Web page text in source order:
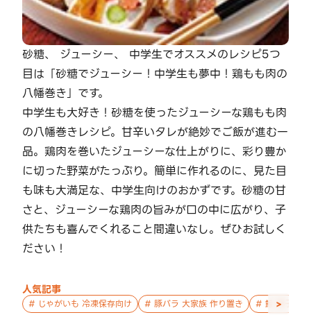
砂糖、 ジューシー、 中学生でオススメのレシピ5つ
目は「砂糖でジューシー！中学生も夢中！鶏もも肉の
八幡巻き」です。
中学生も大好き！砂糖を使ったジューシーな鶏もも肉
の八幡巻きレシピ。甘辛いタレが絶妙でご飯が進む一
品。鶏肉を巻いたジューシーな仕上がりに、彩り豊か
に切った野菜がたっぷり。簡単に作れるのに、見た目
も味も大満足な、中学生向けのおかずです。砂糖の甘
さと、ジューシーな鶏肉の旨みが口の中に広がり、子
供たちも喜んでくれること間違いなし。ぜひお試しく
ださい！
人気記事
# じゃがいも 冷凍保存向け # 豚バラ 大家族 作り置き # 鮭 親子 作
>